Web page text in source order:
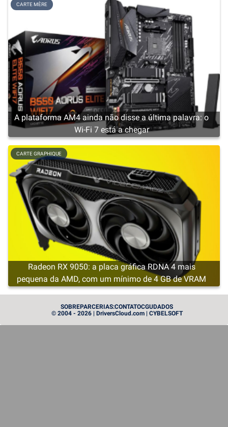
A plataforma AM4 ainda não disse a última palavra: o
Wi-Fi 7 está a chegar
CARTE MÈRE
Radeon RX 9050: a placa gráfica RDNA 4 mais
pequena da AMD, com um mínimo de 4 GB de VRAM
CARTE GRAPHIQUE
SOBREPARCERIAS:CONTATOCGUDADOS
© 2004 - 2026 | DriversCloud.com | CYBELSOFT